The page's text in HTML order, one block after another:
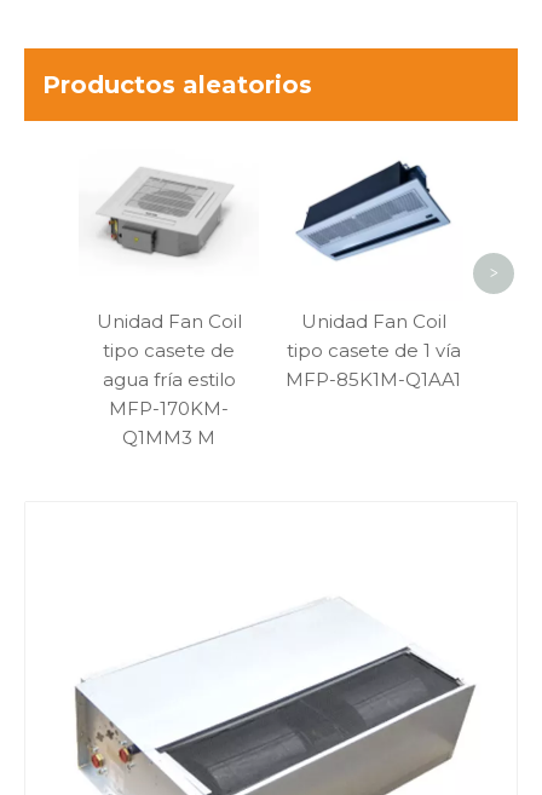
Productos aleatorios
Unidad Fan Coil
tipo casete de
agua fría estilo
MFP-170KM-
Q1MM3 M
Unidad Fan Coil
tipo casete de 1 vía
MFP-85K1M-Q1AA1
>